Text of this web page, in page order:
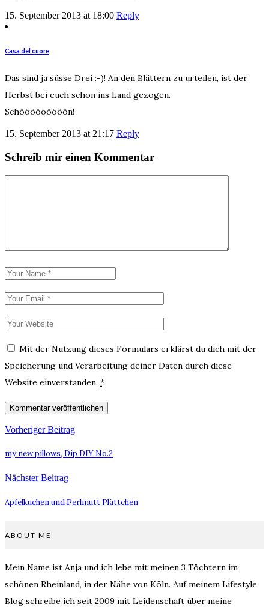
15. September 2013 at 18:00 Reply
Casa del cuore
Das sind ja süsse Drei :-)! An den Blättern zu urteilen, ist der
Herbst bei euch schon ins Land gezogen.
Schööööööööön!
15. September 2013 at 21:17 Reply
Schreib mir einen Kommentar
Mit der Nutzung dieses Formulars erklärst du dich mit der
Speicherung und Verarbeitung deiner Daten durch diese
Website einverstanden. *
Vorheriger Beitrag
my new pillows, Dip DIY No.2
Nächster Beitrag
Apfelkuchen und Perlmutt Plättchen
ABOUT ME
Mein Name ist Anja und ich lebe mit meinen 3 Töchtern im
schönen Rheinland, in der Nähe von Köln. Auf meinem Lifestyle
Blog schreibe ich seit 2009 mit Leidenschaft über meine